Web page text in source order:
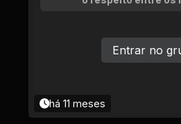
há 11 meses
Entrar no